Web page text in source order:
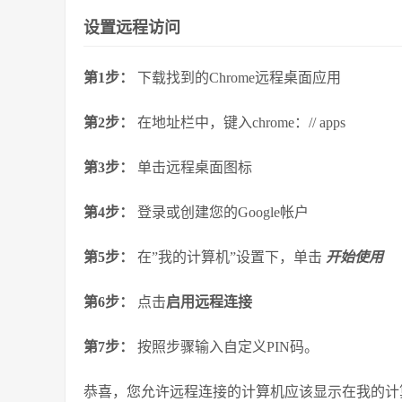
设置远程访问
第1步： 下载找到的Chrome远程桌面应用
第2步： 在地址栏中，键入chrome：// apps
第3步： 单击远程桌面图标
第4步： 登录或创建您的Google帐户
第5步： 在”我的计算机”设置下，单击 开始使用
第6步： 点击启用远程连接
第7步： 按照步骤输入自定义PIN码。
恭喜，您允许远程连接的计算机应该显示在我的